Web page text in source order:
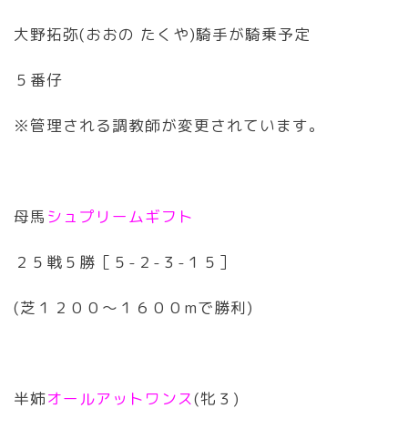
大野拓弥(おおの たくや)騎手が騎乗予定
５番仔
※管理される調教師が変更されています。
母馬 シュプリームギフト
２５戦５勝［５-２-３-１５］
(芝１２００〜１６００mで勝利)
半姉オールアットワンス(牝３)